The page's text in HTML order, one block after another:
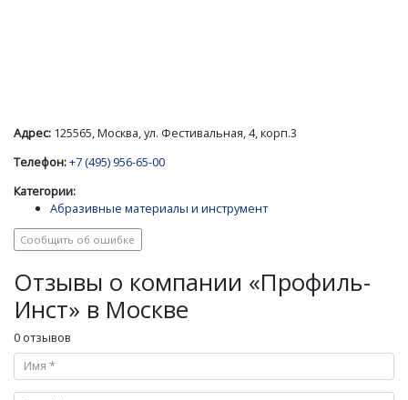
Адрес: 125565, Москва, ул. Фестивальная, 4, корп.3
Телефон:+7 (495) 956-65-00
Категории:
Абразивные материалы и инструмент
Сообщить об ошибке
Отзывы о компании «Профиль-
Инст» в Москве
0 отзывов